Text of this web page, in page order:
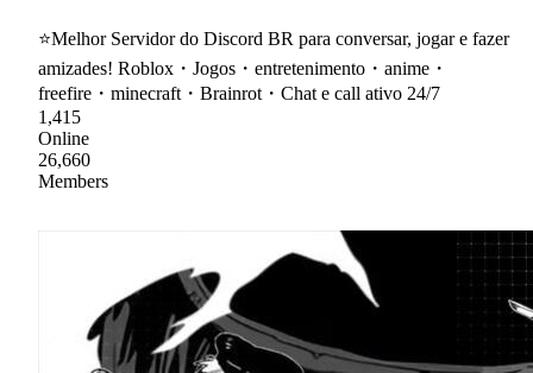
⭐Melhor Servidor do Discord BR para conversar, jogar e fazer
amizades! Roblox・Jogos・entretenimento・anime・
freefire・minecraft・Brainrot・Chat e call ativo 24/7
1,415
Online
26,660
Members